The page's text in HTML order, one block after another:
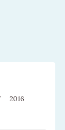
2016